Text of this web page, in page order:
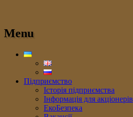
Menu
Підприємство
Історія підприємства
Інформація для акціонерів
ЕкоБезпека